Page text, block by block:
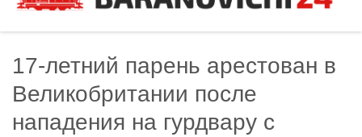
17-летний парень арестован в
Великобритании после
нападения на гурдвару с